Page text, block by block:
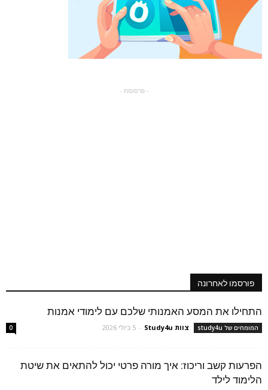
- פרסומת -
פורסמו לאחרונה
התחילו את המסע האמנותי שלכם עם לימודי אמנות
המומחים של study4u צוות Study4u - 5 ביולי 2026 0
הפרעות קשב וריכוז: איך מורה פרטי יכול להתאים את שיטת
הלימוד לילד